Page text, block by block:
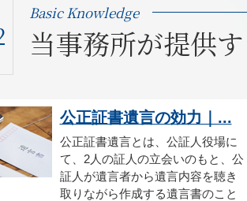
Basic Knowledge
当事務所が提供
公正証書遺言の効力｜...
公正証書遺言とは、公証人役場に
て、2人の証人の立会いのもと、公
証人が遺言者から遺言内容を聴き
取りながら作成する遺言書のこと